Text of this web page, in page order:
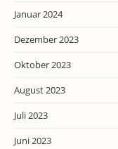
Januar 2024
Dezember 2023
Oktober 2023
August 2023
Juli 2023
Juni 2023